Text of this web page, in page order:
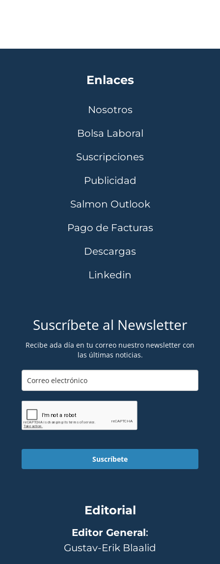
Enlaces
Nosotros
Bolsa Laboral
Suscripciones
Publicidad
Salmon Outlook
Pago de Facturas
Descargas
Linkedin
Suscríbete al Newsletter
Recibe ada día en tu correo nuestro newsletter con
las últimas noticias.
Suscríbete
Editorial
Editor General:
Gustav-Erik Blaalid